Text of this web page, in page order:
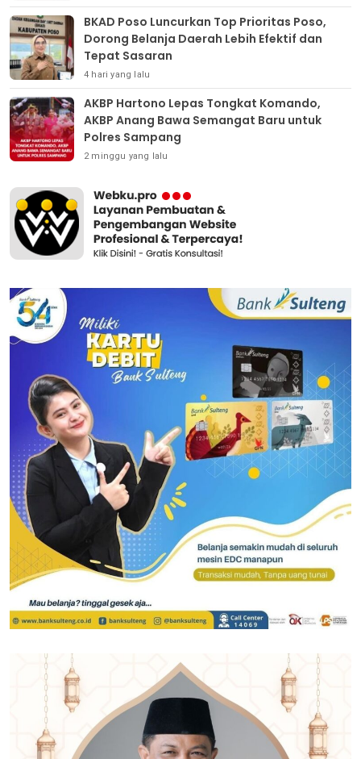
BKAD Poso Luncurkan Top Prioritas Poso,
Dorong Belanja Daerah Lebih Efektif dan
Tepat Sasaran
4 hari yang lalu
AKBP Hartono Lepas Tongkat Komando,
AKBP Anang Bawa Semangat Baru untuk
Polres Sampang
2 minggu yang lalu